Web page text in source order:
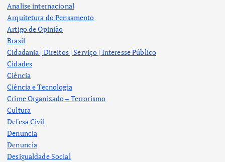
Analise internacional
Arquitetura do Pensamento
Artigo de Opinião
Brasil
Cidadania | Direitos | Serviço | Interesse Público
Cidades
Ciência
Ciência e Tecnologia
Crime Organizado – Terrorismo
Cultura
Defesa Civil
Denuncia
Denuncia
Desigualdade Social